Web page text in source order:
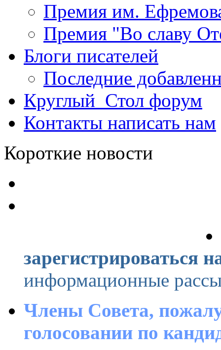
Премия им.
Премия "Во славу
Блоги писателей
Последние
Круглый_Стол форум
Контакты написать нам
Короткие новости
зарегистрироваться
информационные
Члены Совета,
голосовании по